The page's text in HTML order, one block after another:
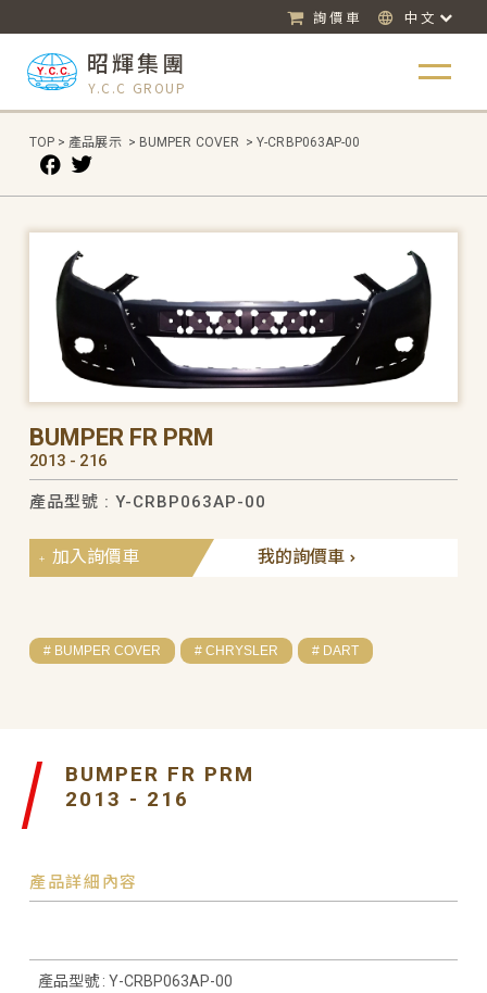
詢價車 中文
昭輝集團
Y.C.C GROUP
TOP > 產品展示 > BUMPER COVER > Y-CRBP063AP-00
BUMPER FR PRM
2013 - 216
產品型號 : Y-CRBP063AP-00
我的詢價車
加入詢價車
# BUMPER COVER # CHRYSLER # DART
BUMPER FR PRM
2013 - 216
產品詳細內容
產品型號 : Y-CRBP063AP-00